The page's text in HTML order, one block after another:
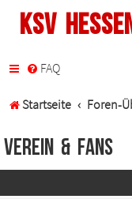
KSV
FAQ
Startseite Foren-
Verein & Fans